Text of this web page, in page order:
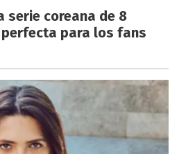
serie coreana de 8
para los fans